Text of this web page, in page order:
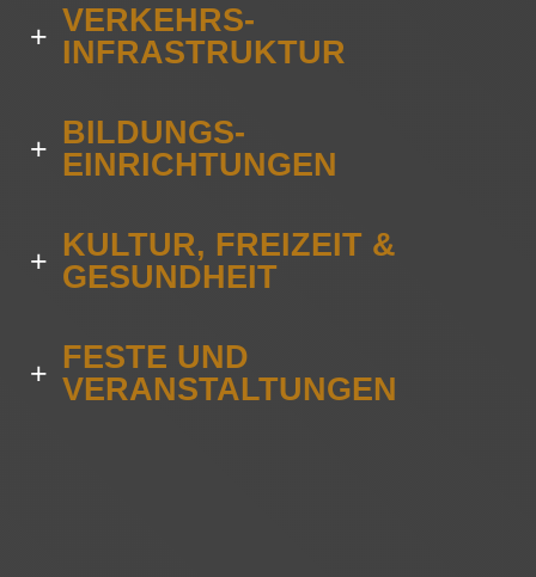
+ VERKEHRS­
INFRASTRUKTUR
+ BILDUNGS­
EINRICHTUNGEN
+ KULTUR, FREIZEIT &
GESUNDHEIT
+ FESTE UND
VERANSTALTUNGEN